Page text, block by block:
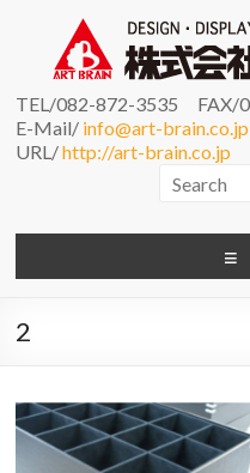
TEL/082-872-3535 FAX/
E-Mail/ info@art-brain.co.jp
URL/http://art-brain.co.jp
2